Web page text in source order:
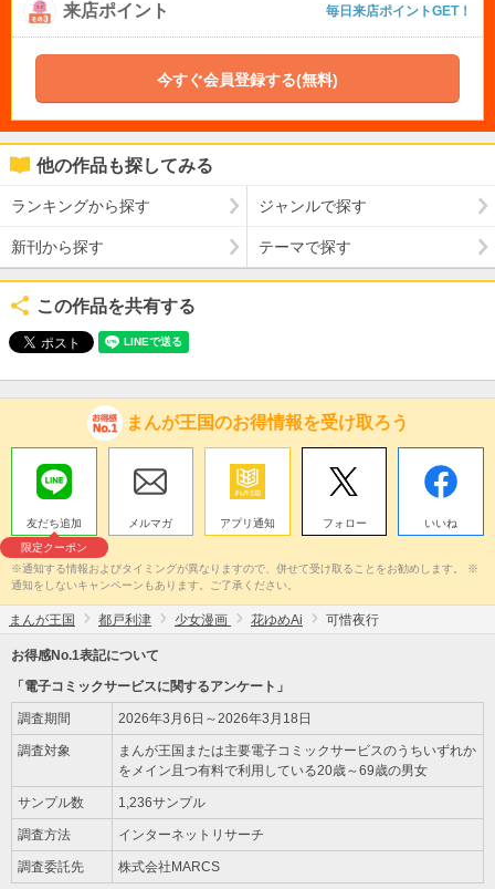
来店ポイント 毎日来店ポイントGET！
今すぐ会員登録する(無料)
他の作品も探してみる
ランキングから探す ジャンルで探す
新刊から探す テーマで探す
この作品を共有する
まんが王国のお得情報を受け取ろう
友だち追加
限定クーポン
メルマガ アプリ通知 フォロー いいね
※通知する情報およびタイミングが異なりますので、併せて受け取ることをお勧めします。 ※
通知をしないキャンペーンもあります。ご了承ください。
まんが王国 都戸利津 少女漫画 花ゆめAi 可惜夜行
お得感No.1表記について
「電子コミックサービスに関するアンケート」
調査期間 2026年3月6日～2026年3月18日
調査対象
まんが王国または主要電子コミックサービスのうちいずれか
をメイン且つ有料で利用している20歳～69歳の男女
サンプル数 1,236サンプル
調査方法 インターネットリサーチ
調査委託先 株式会社MARCS